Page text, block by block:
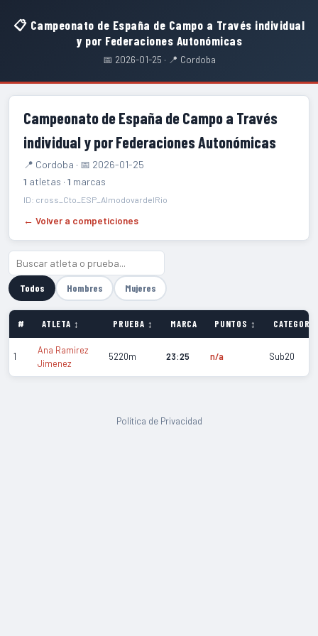
📋 Campeonato de España de Campo a Través individual
y por Federaciones Autonómicas
📅 2026-01-25 · 📍 Cordoba
Campeonato de España de Campo a Través
individual y por Federaciones Autonómicas
📍 Cordoba · 📅 2026-01-25
1 atletas · 1 marcas
ID: cross_Cto_ESP_AlmodovardelRio
← Volver a competiciones
Todos Hombres Mujeres
# ATLETA ↕ PRUEBA ↕ MARCA PUNTOS ↕
1
Ana Ramirez
Jimenez
5220m 23:25 n/a Sub20
Política de Privacidad